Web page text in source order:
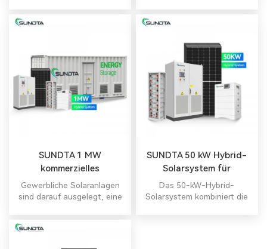
Energiebedarf von
Unternehmen zu decken.
SUNDTA 1 MW
kommerzielles
Hybridsystem
Gewerbliche Solaranlagen
sind darauf ausgelegt, eine
Energiebedarf von
SUNDTA 50 kW Hybrid-
Solarsystem für
gewerbliche Zwecke
Das 50-kW-Hybrid-
Solarsystem kombiniert die